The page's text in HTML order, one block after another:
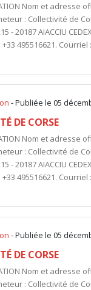
Nom et adresse
: Collectivité de
- 20187 AIACCIU
495516621. Courriel
- Publiée le 05
DE CORSE
Nom et adresse
: Collectivité de
- 20187 AIACCIU
495516621. Courriel
- Publiée le 05
DE CORSE
Nom et adresse
: Collectivité de